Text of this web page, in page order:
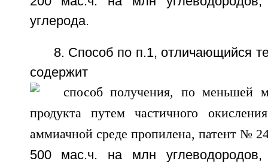
углерода.
8. Способ по п.1, отличающийся
содержит
500 мас.ч. на млн